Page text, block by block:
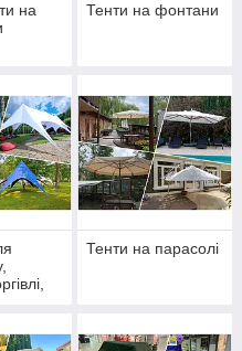
на
Тенти на фонтани
Тенти на парасолі